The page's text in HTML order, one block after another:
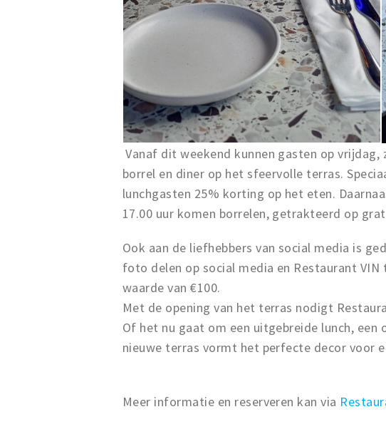
Vanaf dit weekend kunnen gasten op
borrel en diner op het sfeervolle terras.
lunchgasten 25% korting op het eten.
17.00 uur komen borrelen, getrakteerd op
Ook aan de liefhebbers van social media is
foto delen op social media en Restaurant
waarde van €100.
Met de opening van het terras nodigt
Of het nu gaat om een uitgebreide lunch,
nieuwe terras vormt het perfecte decor voor
Meer informatie en reserveren kan via